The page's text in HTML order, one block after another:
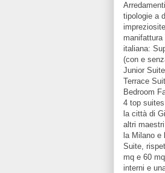
tipologie a
manifattura
italiana:
(con e
Junior
Terrace
Bedroom
4 top
la città di
altri maestri
la Milano e
Suite,
mq e 60
interni e